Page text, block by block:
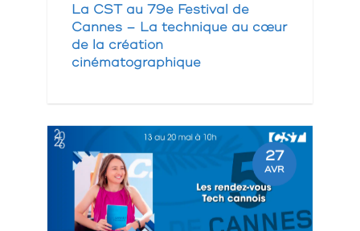
La CST au 79e Festival de
Cannes – La technique au cœur
de la création
cinématographique
27
AVR